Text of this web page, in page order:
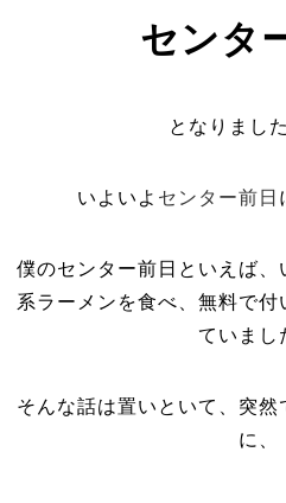
センタ
となりまし
いよいよ センター前日
僕のセンター前日といえば
系ラーメンを食べ、無料で付
ていまし
そんな話は置いといて、突
に、